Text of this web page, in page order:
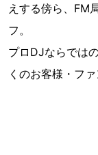
えする傍ら、FM
フ。
プロDJならでは
くのお客様・フ